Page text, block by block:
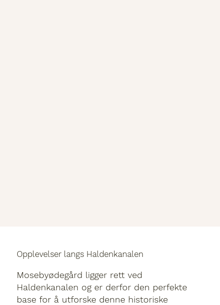
Opplevelser langs Haldenkanalen
Mosebyødegård ligger rett ved
Haldenkanalen og er derfor den perfekte
base for å utforske denne historiske